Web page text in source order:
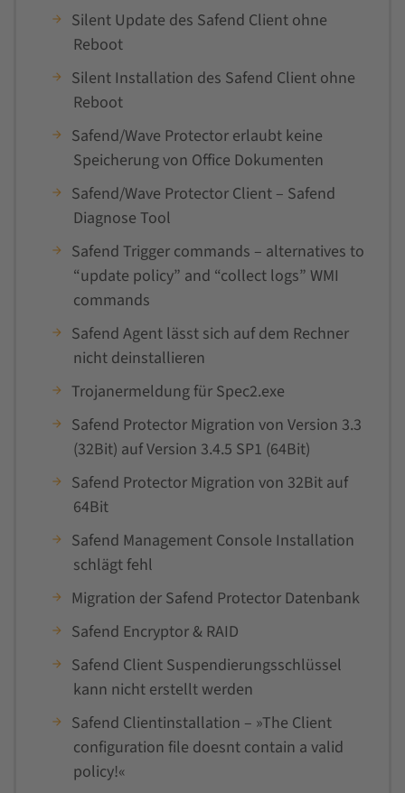
Silent Update des Safend Client ohne
Reboot
Silent Installation des Safend Client ohne
Reboot
Safend/Wave Protector erlaubt keine
Speicherung von Office Dokumenten
Safend/Wave Protector Client – Safend
Diagnose Tool
Safend Trigger commands – alternatives to
“update policy” and “collect logs” WMI
commands
Safend Agent lässt sich auf dem Rechner
nicht deinstallieren
Trojanermeldung für Spec2.exe
Safend Protector Migration von Version 3.3
(32Bit) auf Version 3.4.5 SP1 (64Bit)
Safend Protector Migration von 32Bit auf
64Bit
Safend Management Console Installation
schlägt fehl
Migration der Safend Protector Datenbank
Safend Encryptor & RAID
Safend Client Suspendierungsschlüssel
kann nicht erstellt werden
Safend Clientinstallation – »The Client
configuration file doesnt contain a valid
policy!«